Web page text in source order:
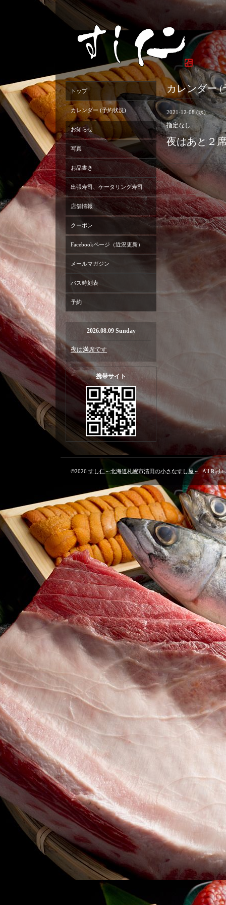
カレンダー
2021-12-08 (水)
指定なし
夜はあと２
トップ
カレンダー (予約状況)
お知らせ
写真
お品書き
出張寿司、ケータリング寿司
店舗情報
クーポン
Facebookページ（近況更新）
メールマガジン
バス時刻表
予約
2026.08.09 Sunday
夜は満席です
携帯サイト
©2026 すし仁～北海道札幌市清田の小さなすし屋～ . All